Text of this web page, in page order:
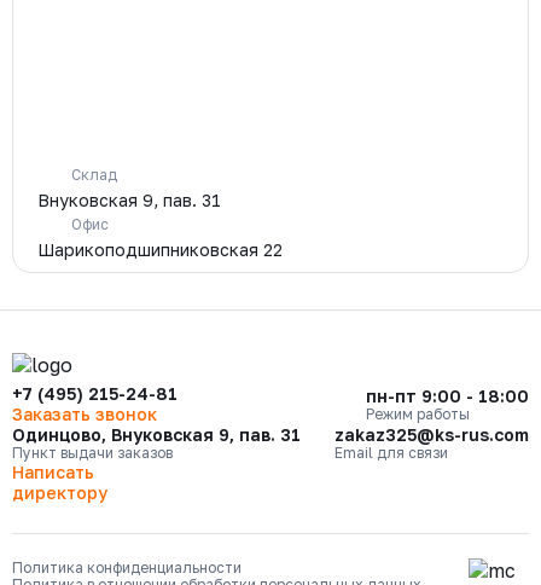
Склад
Внуковская 9, пав. 31
Офис
Шарикоподшипниковская 22
+7 (495) 215-24-81
Заказать звонок
пн-пт 9:00 - 18:00
Режим работы
Одинцово, Внуковская 9, пав. 31
Пункт выдачи заказов
zakaz325@ks-rus.com
Email для связи
Написать
директору
Политика конфиденциальности